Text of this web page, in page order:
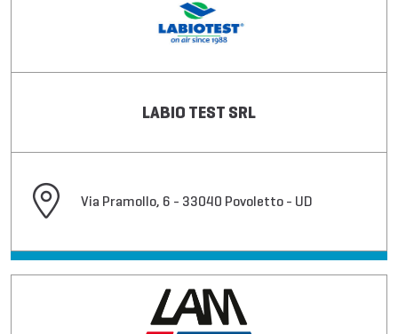
LABIO TEST SRL
Via Pramollo, 6 - 33040 Povoletto - UD